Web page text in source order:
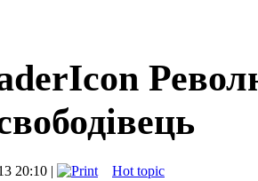
20:10 | Hot topic